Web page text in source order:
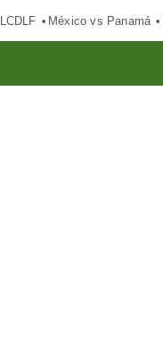
LCDLF México vs Panamá